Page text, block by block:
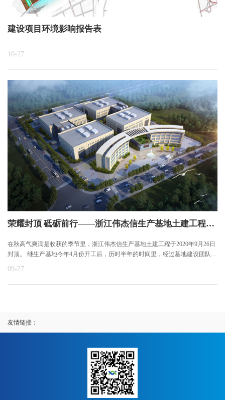
建设项目环境影响报告表
10-27
荣耀封顶 砥砺前行——浙江伟杰信生产基地土建工程封顶
在秋高气爽满是收获的季节里，浙江伟杰信生产基地土建工程于2020年9月26日
封顶。 继生产基地今年4月份开工后，历时半年的时间里，经过基地建设团队半
09-27
友情链接：